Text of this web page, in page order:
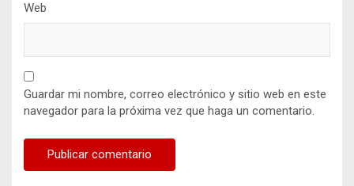
Web
Guardar mi nombre, correo electrónico y sitio web en este
navegador para la próxima vez que haga un comentario.